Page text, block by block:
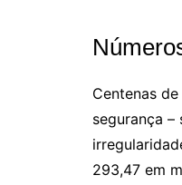
Centenas
segurança
293,47 em